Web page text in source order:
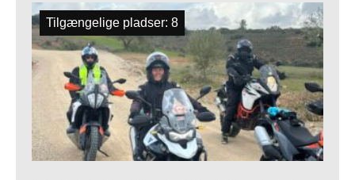
Tilgængelige pladser: 8